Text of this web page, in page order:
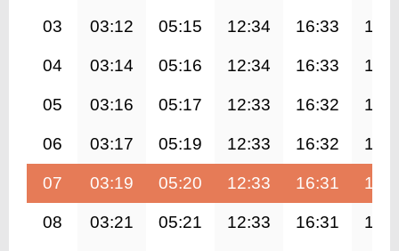
03 03:12 05:15 12:34 16:33
04 03:14 05:16 12:34 16:33
05 03:16 05:17 12:33 16:32
06 03:17 05:19 12:33 16:32
07 03:19 05:20 12:33 16:31
08 03:21 05:21 12:33 16:31